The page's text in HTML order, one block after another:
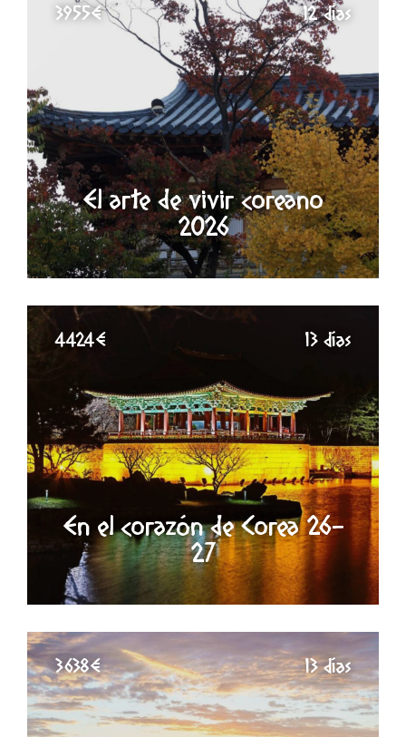
El arte de vivir coreano
2026
3955€ 12 días
En el corazón de Corea 26-
27
4424€ 13 días
3638€ 13 días